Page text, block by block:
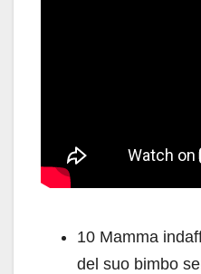
10 Mamma
del suo bimbo